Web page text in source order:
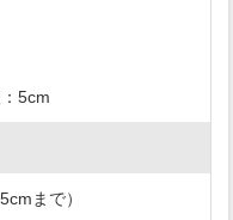
5cm
まで）